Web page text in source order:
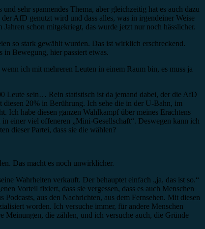
sehr spannendes Thema, aber gleichzeitig hat es auch dazu
AfD genutzt wird und dass alles, was in irgendeiner Weise
schon mitgekriegt, das wurde jetzt nur noch hässlicher.
so stark gewählt wurden. Das ist wirklich erschreckend.
Bewegung, hier passiert etwas.
ich mit mehreren Leuten in einem Raum bin, es muss ja
Leute sein… Rein statistisch ist da jemand dabei, der die AfD
20% in Berührung. Ich sehe die in der U-Bahn, im
habe diesen ganzen Wahlkampf über meines Erachtens
einer viel offeneren „Mini-Gesellschaft“. Deswegen kann ich
dieser Partei, dass sie die wählen?
Das macht es noch unwirklicher.
Wahrheiten verkauft. Der behauptet einfach „ja, das ist so.“
Vorteil fixiert, dass sie vergessen, dass es auch Menschen
aus den Nachrichten, aus dem Fernsehen. Mit diesen
worden. Ich versuche immer, für andere Menschen
Meinungen, die zählen, und ich versuche auch, die Gründe